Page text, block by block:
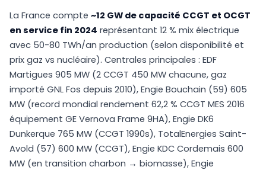
La France compte ~12 GW de capacité CCGT et OCGT
en service fin 2024 représentant 12 % mix électrique
avec 50-80 TWh/an production (selon disponibilité et
prix gaz vs nucléaire). Centrales principales : EDF
Martigues 905 MW (2 CCGT 450 MW chacune, gaz
importé GNL Fos depuis 2010), Engie Bouchain (59) 605
MW (record mondial rendement 62,2 % CCGT MES 2016
équipement GE Vernova Frame 9HA), Engie DK6
Dunkerque 765 MW (CCGT 1990s), TotalEnergies Saint-
Avold (57) 600 MW (CCGT), Engie KDC Cordemais 600
MW (en transition charbon → biomasse), Engie